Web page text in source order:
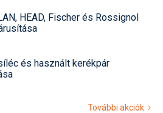
HEAD, Fischer és Rossignol
és használt kerékpár
További akciók